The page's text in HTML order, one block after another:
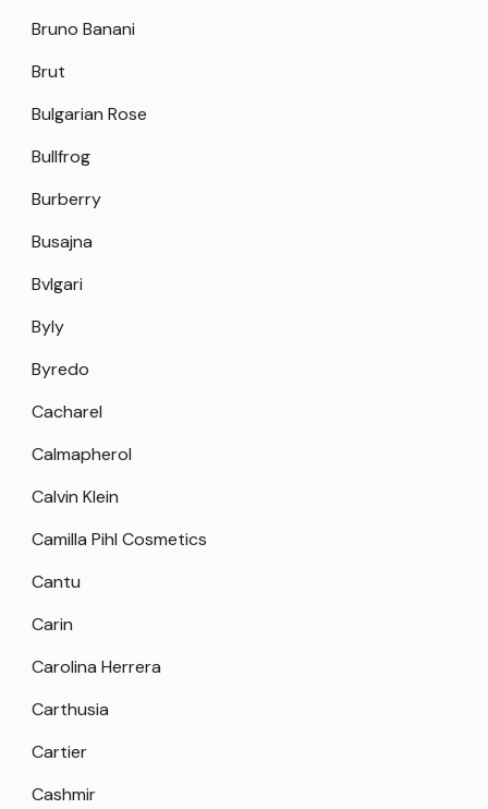
Bruno Banani
Brut
Bulgarian Rose
Bullfrog
Burberry
Busajna
Bvlgari
Byly
Byredo
Cacharel
Calmapherol
Calvin Klein
Camilla Pihl Cosmetics
Cantu
Carin
Carolina Herrera
Carthusia
Cartier
Cashmir